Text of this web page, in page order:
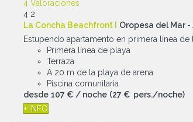
4 Valoraciones
4 2
La Concha Beachfront I Oropesa del Mar -
Estupendo apartamento en primera línea de
Primera línea de playa
Terraza
A 20 m de la playa de arena
Piscina comunitaria
desde 107 € / noche (27 € pers./noche)
+ INFO